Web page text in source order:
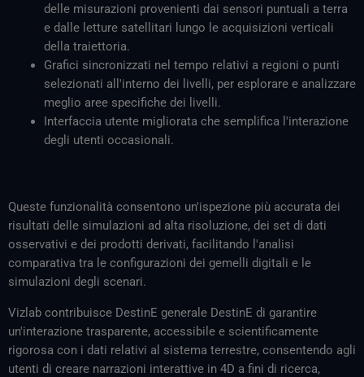
delle misurazioni provenienti dai sensori puntuali a terra
e dalle letture satellitari lungo le acquisizioni verticali
della traiettoria.
Grafici sincronizzati nel tempo relativi a regioni o punti
selezionati all'interno dei livelli, per esplorare e analizzare
meglio aree specifiche dei livelli.
Interfaccia utente migliorata che semplifica l'interazione
degli utenti occasionali.
Queste funzionalità consentono un'ispezione più accurata dei
risultati delle simulazioni ad alta risoluzione, dei set di dati
osservativi e dei prodotti derivati, facilitando l'analisi
comparativa tra le configurazioni dei gemelli digitali e le
simulazioni degli scenari.
Vizlab contribuisce DestinE generale DestinE di garantire
un'interazione trasparente, accessibile e scientificamente
rigorosa con i dati relativi al sistema terrestre, consentendo agli
utenti di creare narrazioni interattive in 4D a fini di ricerca,